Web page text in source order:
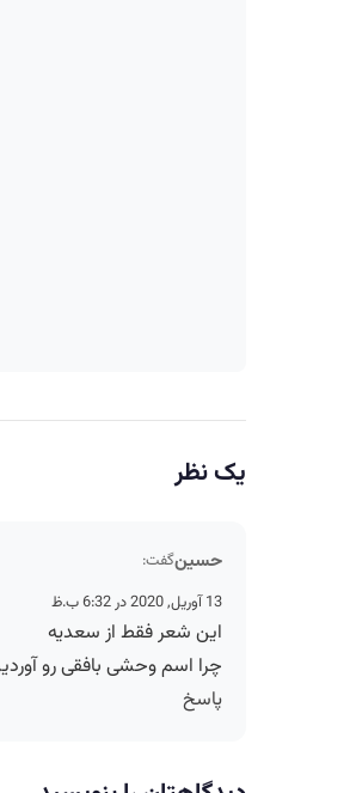
یک نظر
حسینگفت:
13 آوریل, 2020 در 6:32 ب.ظ
این شعر فقط از سعدیه
چرا اسم وحشی بافقی رو
پاسخ